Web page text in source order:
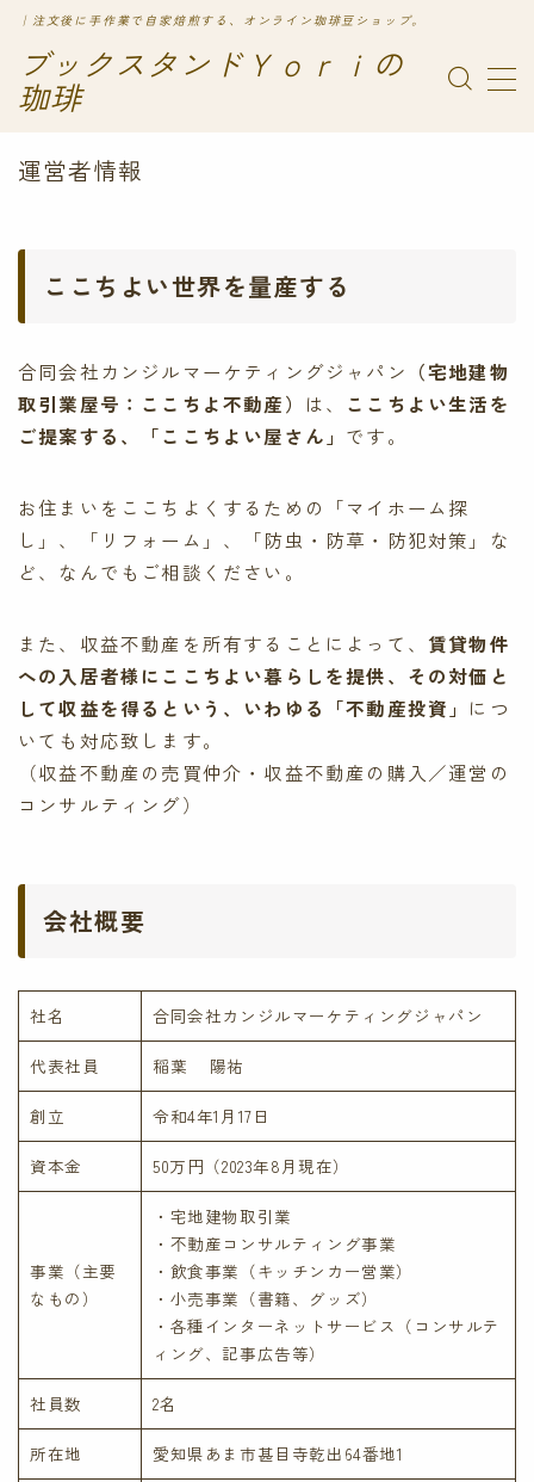
ブックスタンドＹｏｒｉの
珈琲
｜注文後に手作業で自家焙煎する、オンライン珈琲豆ショップ。
運営者情報
ここちよい世界を量産する
合同会社カンジルマーケティングジャパン （宅地建物
取引業屋号：ここちよ不動産） は、 ここちよい生活を
ご提案する、「ここちよい屋さん」 です。
お住まいをここちよくするための「マイホーム探
し」、「リフォーム」、「防虫・防草・防犯対策」な
ど、なんでもご相談ください。
また、収益不動産を所有することによって、 賃貸物件
への入居者様にここちよい暮らしを提供、その対価と
して収益を得るという、いわゆる「不動産投資」 につ
いても対応致します。
（収益不動産の売買仲介・収益不動産の購入／運営の
コンサルティング）
会社概要
社名 合同会社カンジルマーケティングジャパン
代表社員 稲葉 陽祐
創立 令和4年1月17日
資本金 50万円（2023年8月現在）
事業（主要
なもの）
・宅地建物取引業
・不動産コンサルティング事業
・飲食事業（キッチンカー営業）
・小売事業（書籍、グッズ）
・各種インターネットサービス（コンサルテ
ィング、記事広告等）
社員数 2名
所在地 愛知県あま市甚目寺乾出64番地1